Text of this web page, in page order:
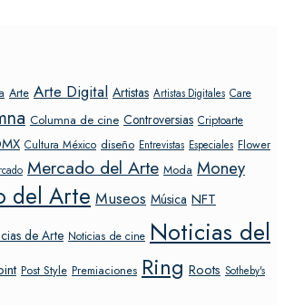
Arte Arte Digital Artistas Artistas Digitales Care
Columna de cine Controversias Criptoarte
Cultura México diseño Entrevistas Especiales Flower
Mercado del Arte Moda Money
del Arte Museos Música NFT
de Arte Noticias de cine Noticias del
Post Style Premiaciones Ring Roots Sotheby's